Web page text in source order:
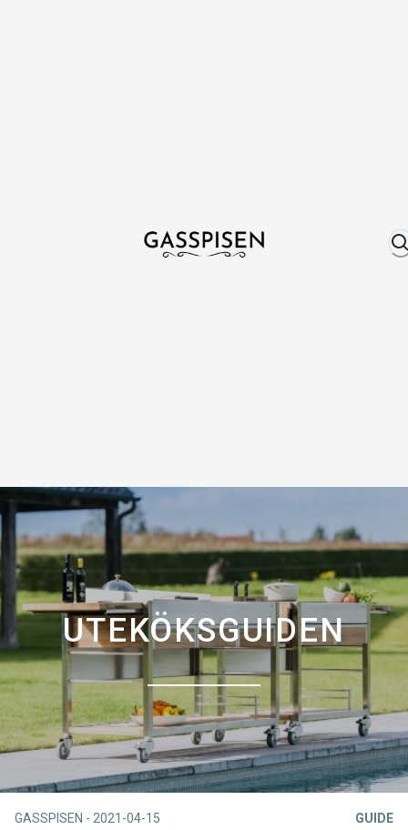
UTEKÖKSGUIDEN
GASSPISEN - 2021-04-15 GUIDE